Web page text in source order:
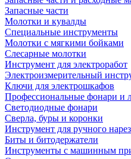
Запасные части
Молотки и кувалды
Специальные инструменты
Молотки с мягкими бойками
Слесарные молотки
Инструмент для электроработ
Электроизмерительный
Ключи для электрошкафов
Профессиональные фонари и
Светодиодные фонари
Сверла, буры и коронки
Инструмент для ручного
Биты и битодержатели
Инструменты с машинным